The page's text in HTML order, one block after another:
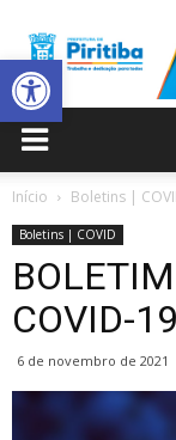
Abrir a barra de
Início Boletins |
Boletins | COVID
COVID-
6 de novembro de 2021